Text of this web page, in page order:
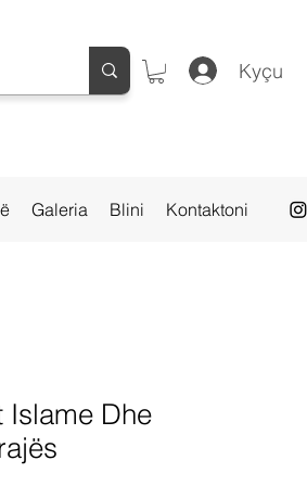
Kyçu
Galeria Blini Kontaktoni
Islame Dhe